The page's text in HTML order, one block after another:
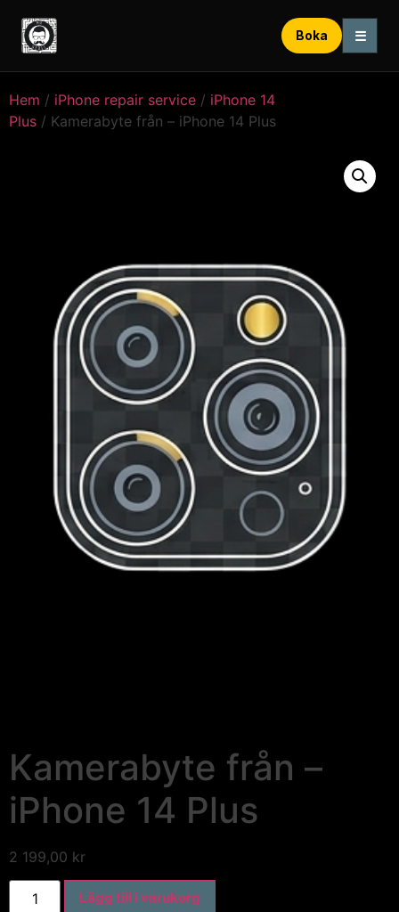
Boka ☰
Hem / iPhone repair service / iPhone 14
Plus / Kamerabyte från – iPhone 14 Plus
Kamerabyte från –
iPhone 14 Plus
2 199,00 kr
Lägg till i varukorg